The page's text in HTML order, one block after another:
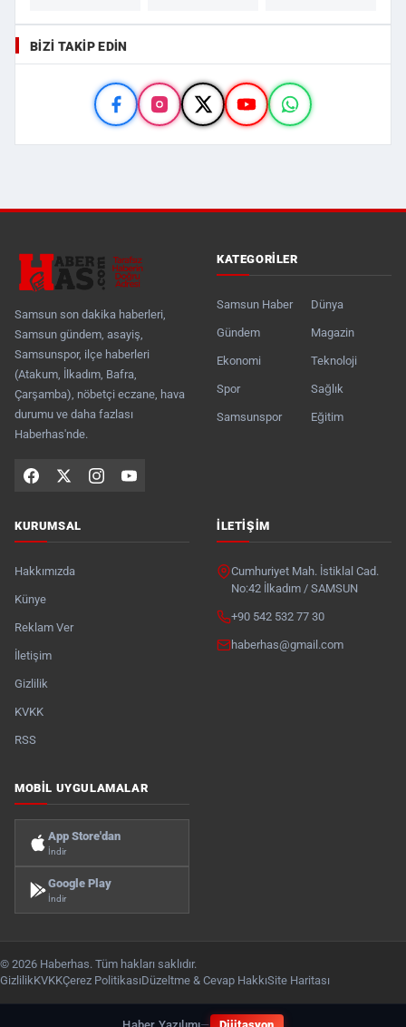
BIZI TAKIP EDIN
Samsun son dakika haberleri,
Samsun gündem, asayiş,
Samsunspor, ilçe haberleri
(Atakum, İlkadım, Bafra,
Çarşamba), nöbetçi eczane, hava
durumu ve daha fazlası
Haberhas'nde.
KATEGORILER
Samsun Haber
Gündem
Ekonomi
Spor
Samsunspor
Dünya
Magazin
Teknoloji
Sağlık
Eğitim
KURUMSAL
Hakkımızda
Künye
Reklam Ver
İletişim
Gizlilik
KVKK
RSS
İLETIŞIM
Cumhuriyet Mah. İstiklal Cad.
No:42 İlkadım / SAMSUN
+90 542 532 77 30
haberhas@gmail.com
MOBIL UYGULAMALAR
App Store'dan
İndir
Google Play
İndir
© 2026 Haberhas. Tüm hakları saklıdır.
GizlilikKVKKÇerez PolitikasıDüzeltme & Cevap HakkıSite Haritası